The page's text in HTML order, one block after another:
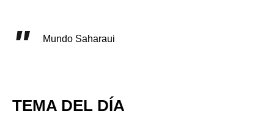
Mundo Saharaui
TEMA DEL DÍA